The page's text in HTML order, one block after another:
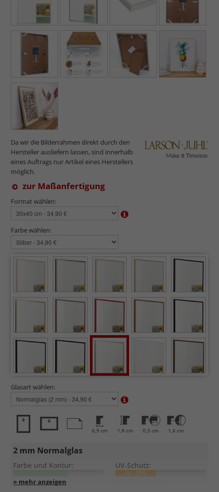
Da wir die Bilderrahmen direkt durch den
Hersteller ausliefern lassen, sind innerhalb
eines Auftrags nur Artikel eines Herstellers
möglich.
zur Maßanfertigung
Format wählen:
Farbe wählen:
Glasart wählen:
0,9 cm 1,8 cm 0,3 cm 1,6 cm
2 mm Normalglas
Farbe und Kontur: UV-Schutz:
ca. 45%
Entspiegelung: